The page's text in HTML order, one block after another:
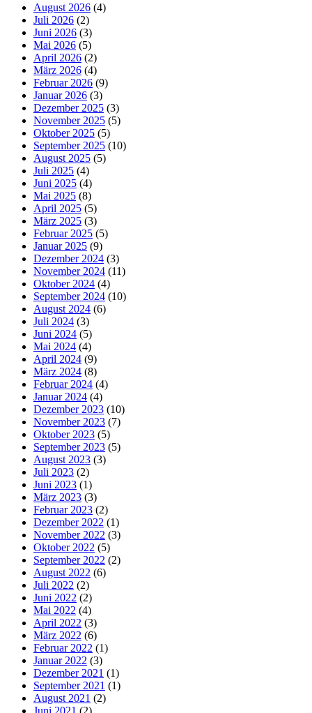
August 2026 (4)
Juli 2026 (2)
Juni 2026 (3)
Mai 2026 (5)
April 2026 (2)
März 2026 (4)
Februar 2026 (9)
Januar 2026 (3)
Dezember 2025 (3)
November 2025 (5)
Oktober 2025 (5)
September 2025 (10)
August 2025 (5)
Juli 2025 (4)
Juni 2025 (4)
Mai 2025 (8)
April 2025 (5)
März 2025 (3)
Februar 2025 (5)
Januar 2025 (9)
Dezember 2024 (3)
November 2024 (11)
Oktober 2024 (4)
September 2024 (10)
August 2024 (6)
Juli 2024 (3)
Juni 2024 (5)
Mai 2024 (4)
April 2024 (9)
März 2024 (8)
Februar 2024 (4)
Januar 2024 (4)
Dezember 2023 (10)
November 2023 (7)
Oktober 2023 (5)
September 2023 (5)
August 2023 (3)
Juli 2023 (2)
Juni 2023 (1)
März 2023 (3)
Februar 2023 (2)
Dezember 2022 (1)
November 2022 (3)
Oktober 2022 (5)
September 2022 (2)
August 2022 (6)
Juli 2022 (2)
Juni 2022 (2)
Mai 2022 (4)
April 2022 (3)
März 2022 (6)
Februar 2022 (1)
Januar 2022 (3)
Dezember 2021 (1)
September 2021 (1)
August 2021 (2)
Juni 2021 (2)